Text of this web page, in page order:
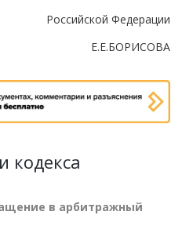
Российской Федерации
Е.Е.БОРИСОВА
кодекса
в арбитражный